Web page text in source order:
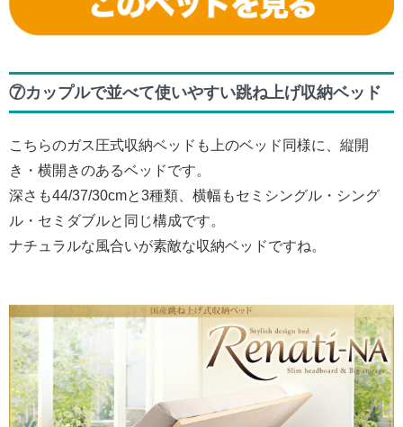
⑦カップルで並べて使いやすい跳ね上げ収納ベッド
こちらのガス圧式収納ベッドも上のベッド同様に、縦開
き・横開きのあるベッドです。
深さも44/37/30cmと3種類、横幅もセミシングル・シング
ル・セミダブルと同じ構成です。
ナチュラルな風合いが素敵な収納ベッドですね。